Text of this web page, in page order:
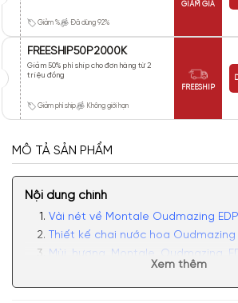
Giảm % Đã dùng 92%
GIẢM GIÁ
FREESHIP50P2000K
Giảm 50% phí ship cho đơn hàng từ 2
triệu đồng
Giảm phí ship Không giới hạn
FREESHIP
MÔ TẢ SẢN PHẨM
Nội dung chính
Vài nét về Montale Oudmazing EDP
Thiết kế chai nước hoa Oudmazing
Mùi hương Montale Oudmazing
Có nên mua nước hoa unisex
Xem thêm